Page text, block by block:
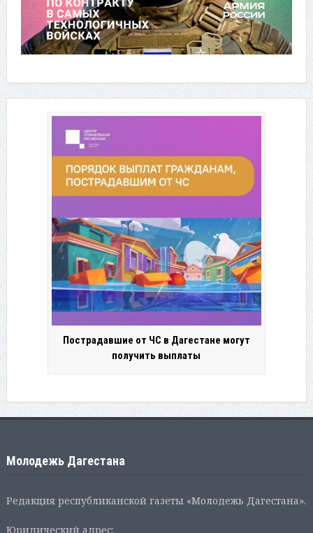
Пострадавшие от ЧС в Дагестане могут
получить выплаты
Молодежь Дагестана
Редакция республиканской газеты «Молодежь Дагестана».
Юридический адрес: